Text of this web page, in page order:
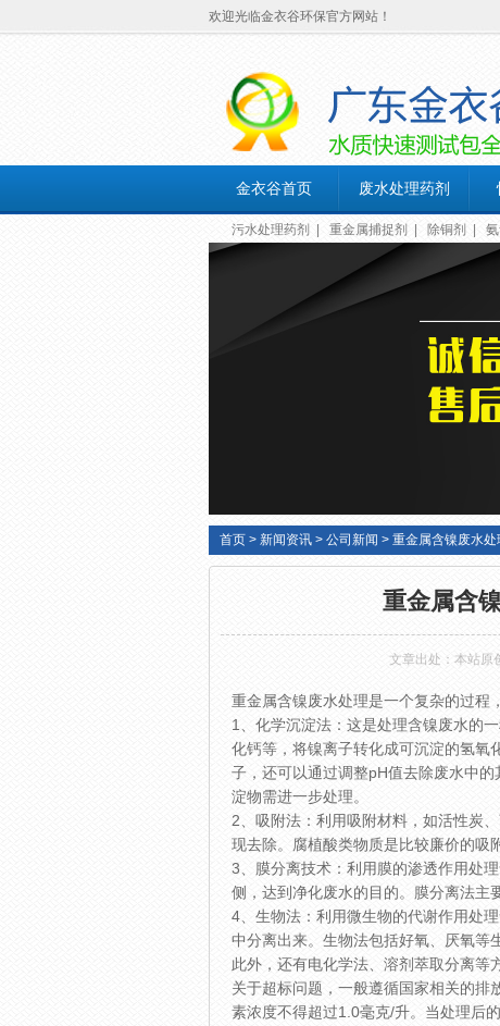
欢迎光临金衣谷环保官方网站！
金衣谷首页 废水处理药剂
污水处理药剂 重金属捕捉剂 除铜剂
首页 > 新闻资讯 > 公司新闻 > 重金属含镍废水
重金属含
文章出处：本站原
重金属含镍废水处理是一个复杂的过程
1、化学沉淀法：这是处理含镍废水的
化钙等，将镍离子转化成可沉淀的氢氧
子，还可以通过调整pH值去除废水中
淀物需进一步处理。
2、吸附法：利用吸附材料，如活性炭
现去除。腐植酸类物质是比较廉价的吸
3、膜分离技术：利用膜的渗透作用处
侧，达到净化废水的目的。膜分离法主
4、生物法：利用微生物的代谢作用处
中分离出来。生物法包括好氧、厌氧等
此外，还有电化学法、溶剂萃取分离等
关于超标问题，一般遵循国家相关的排
素浓度不得超过1.0毫克/升。当处理后